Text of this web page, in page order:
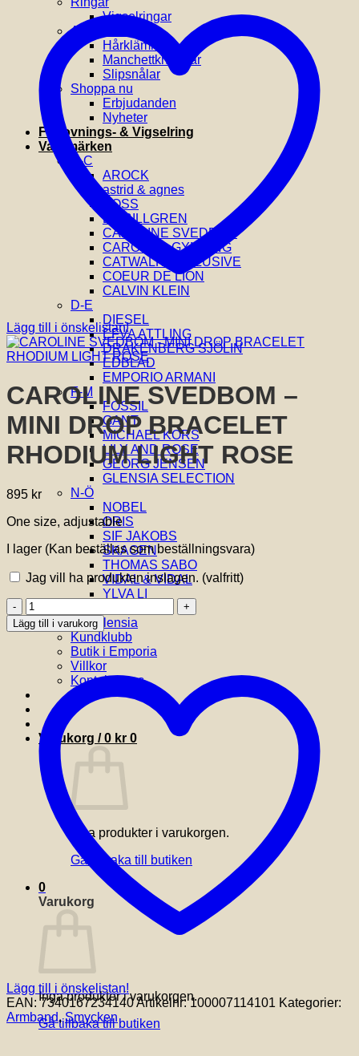
Vigselringar
Accessoarer
Hårklämmor
Manchettknappar
Slipsnålar
Shoppa nu
Erbjudanden
Nyheter
Förlovnings- & Vigselring
Varumärken
A-C
AROCK
astrid & agnes
BOSS
BY BILLGREN
CAROLINE SVEDBOM
CAROLINA GYNNING
CATWALK EXCLUSIVE
COEUR DE LION
CALVIN KLEIN
D-E
DIESEL
EFVA ATTLING
DRAKENBERG SJÖLIN
EDBLAD
EMPORIO ARMANI
F-M
FOSSIL
GANT
MICHAEL KORS
LILY AND ROSE
GEORG JENSEN
GLENSIA SELECTION
N-Ö
NOBEL
ORIS
SIF JAKOBS
SKAGEN
THOMAS SABO
VIDAL & VIDAL
YLVA LI
Om Glensia
Kundklubb
Butik i Emporia
Villkor
Kontakta oss
Varukorg /0 kr 0
Inga produkter i varukorgen.
Gå tillbaka till butiken
0
Varukorg
Inga produkter i varukorgen.
Gå tillbaka till butiken
Lägg till i önskelistan!
CAROLINE SVEDBOM –
MINI DROP BRACELET
RHODIUM LIGHT ROSE
895 kr
One size, adjustable
I lager (Kan beställas som beställningsvara)
Jag vill ha produkten inslagen. (valfritt)
CAROLINE
SVEDBOM
-
DROP
BRACELET
RHODIUM
LIGHT
ROSE
mängd
Lägg till i varukorg
Lägg till i önskelistan!
EAN:7340167234140Artikelnr:100007114101 Kategorier:
Armband,Smycken